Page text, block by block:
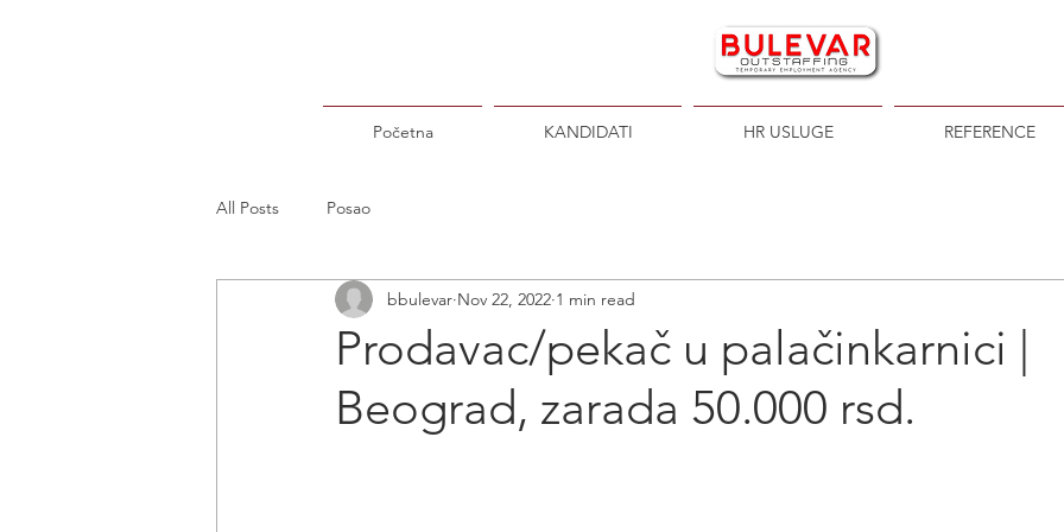
Početna KANDIDATI HR USLUGE REFERENCE
All Posts Posao
Prodavac/pekač u palačinkarnici |
Beograd, zarada 50.000 rsd.
bbulevar Nov 22, 2022 1 min read